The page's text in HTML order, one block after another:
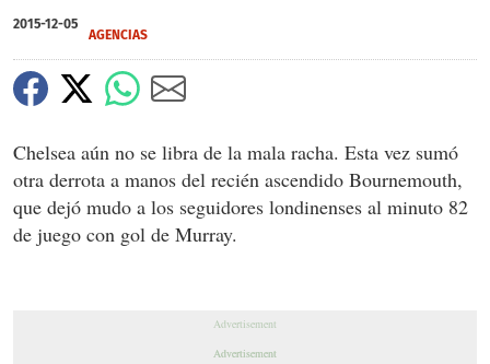
2015-12-05
AGENCIAS
Chelsea aún no se libra de la mala racha. Esta vez sumó
otra derrota a manos del recién ascendido Bournemouth,
que dejó mudo a los seguidores londinenses al minuto 82
de juego con gol de Murray.